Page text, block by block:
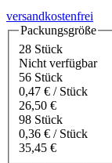
versandkostenfrei
Packungsgröße
28 Stück
Nicht verfügbar
56 Stück
0,47 € / Stück
26,50 €
98 Stück
0,36 € / Stück
35,45 €